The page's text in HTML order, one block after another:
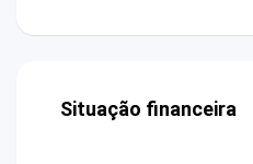
Situação financeira